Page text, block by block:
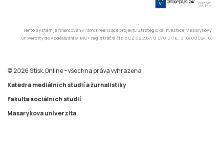
Tento systém je financován v rámci realizace projektu Strategické investice Masarykovy
univerzity do vzdělávání SIMU+ registrační číslo CZ.02.2.67/0.0/0.0/16_016/0002416.
© 2026 Stisk.Online – všechna práva vyhrazena
Katedra mediálních studií a žurnalistiky
Fakulta sociálních studií
Masarykova univerzita